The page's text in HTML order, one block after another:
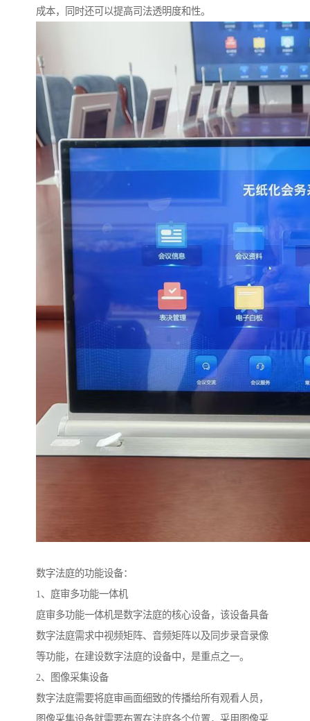
成本，同时还可以提高司法透明度和性。
数字法庭的功能设备：
1、庭审多功能一体机
庭审多功能一体机是数字法庭的核心设备，该设备具备
数字法庭需求中视频矩阵、音频矩阵以及同步录音录像
等功能，在建设数字法庭的设备中，是重点之一。
2、图像采集设备
数字法庭需要将庭审画面细致的传播给所有观看人员，